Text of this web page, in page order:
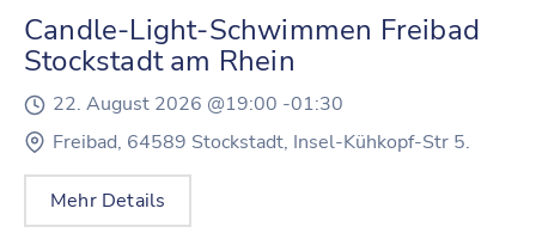
Candle-Light-Schwimmen Freibad
Stockstadt am Rhein
22. August 2026 @19:00 -01:30
Freibad, 64589 Stockstadt, Insel-Kühkopf-Str 5.
Mehr Details